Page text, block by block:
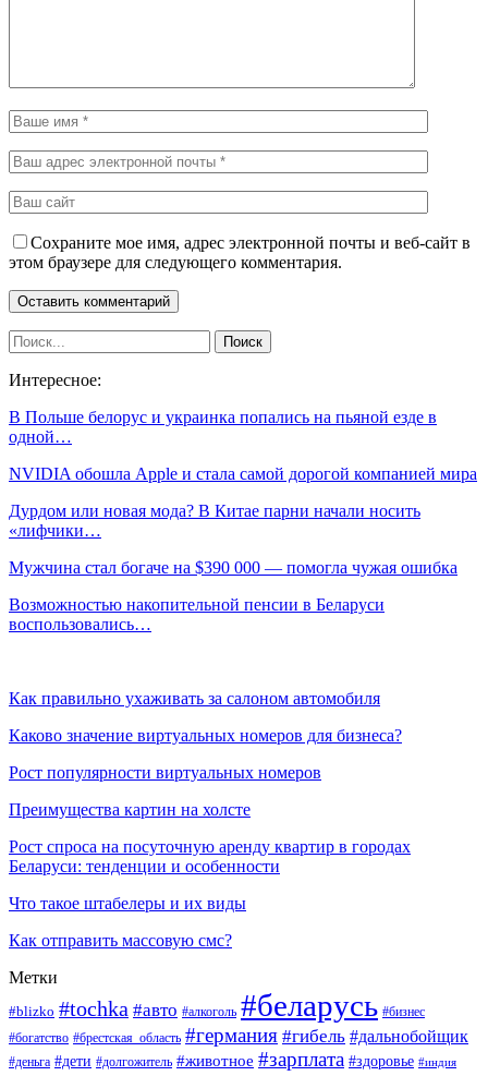
Сохраните мое имя, адрес электронной почты и веб-сайт в
этом браузере для следующего комментария.
Интересное:
В Польше белорус и украинка попались на пьяной езде в
одной…
NVIDIA обошла Apple и стала самой дорогой компанией мира
Дурдом или новая мода? В Китае парни начали носить
«лифчики…
Мужчина стал богаче на $390 000 — помогла чужая ошибка
Возможностью накопительной пенсии в Беларуси
воспользовались…
Как правильно ухаживать за салоном автомобиля
Каково значение виртуальных номеров для бизнеса?
Рост популярности виртуальных номеров
Преимущества картин на холсте
Рост спроса на посуточную аренду квартир в городах
Беларуси: тенденции и особенности
Что такое штабелеры и их виды
Как отправить массовую смс?
Метки
#blizko #tochka #авто #алкоголь #беларусь #бизнес
#богатство #брестская_область #германия #гибель #дальнобойщик
#деньга #дети #долгожитель #животное #зарплата #здоровье #индия